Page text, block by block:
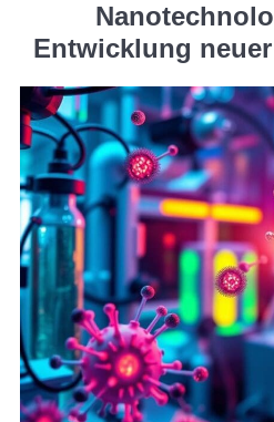
Entwicklung